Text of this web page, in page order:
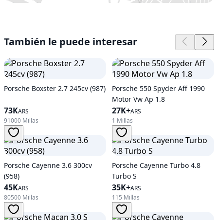
También le puede interesar
Porsche Boxster 2.7 245cv (987)
73KARS
91000 Millas
Porsche 550 Spyder Aff 1990
Motor Vw Ap 1.8
27K+ARS
1 Millas
Porsche Cayenne 3.6 300cv
(958)
45KARS
80500 Millas
Porsche Cayenne Turbo 4.8
Turbo S
35K+ARS
115 Millas